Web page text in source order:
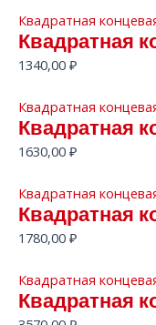
Квадратная
Квадратная
1340,00 ₽
Квадратная
Квадратная
1630,00 ₽
Квадратная
Квадратная
1780,00 ₽
Квадратная
Квадратная